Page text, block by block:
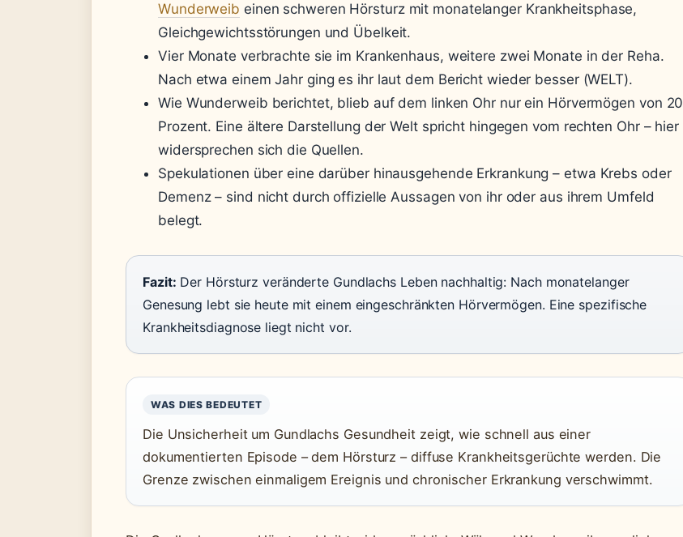
Wunderweib einen schweren Hörsturz mit monatelanger Krankheitsphase,
Gleichgewichtsstörungen und Übelkeit.
Vier Monate verbrachte sie im Krankenhaus, weitere zwei Monate in der Reha.
Nach etwa einem Jahr ging es ihr laut dem Bericht wieder besser (WELT).
Wie Wunderweib berichtet, blieb auf dem linken Ohr nur ein Hörvermögen von 20
Prozent. Eine ältere Darstellung der Welt spricht hingegen vom rechten Ohr – hier
widersprechen sich die Quellen.
Spekulationen über eine darüber hinausgehende Erkrankung – etwa Krebs oder
Demenz – sind nicht durch offizielle Aussagen von ihr oder aus ihrem Umfeld
belegt.
Fazit: Der Hörsturz veränderte Gundlachs Leben nachhaltig: Nach monatelanger
Genesung lebt sie heute mit einem eingeschränkten Hörvermögen. Eine spezifische
Krankheitsdiagnose liegt nicht vor.
WAS DIES BEDEUTET
Die Unsicherheit um Gundlachs Gesundheit zeigt, wie schnell aus einer
dokumentierten Episode – dem Hörsturz – diffuse Krankheitsgerüchte werden. Die
Grenze zwischen einmaligem Ereignis und chronischer Erkrankung verschwimmt.